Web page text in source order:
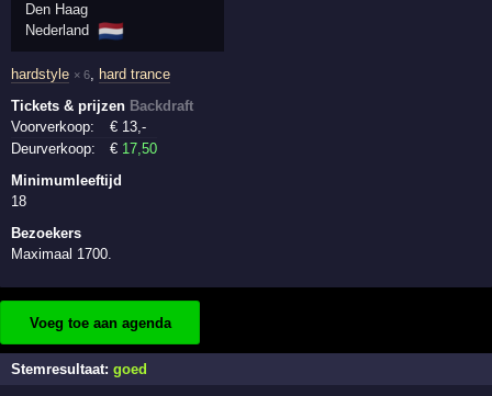
Den Haag
Nederland
🇳🇱
hardstyle × 6
hard trance
Tickets & prijzen Backdraft
Voorverkoop:
€ 13 ,-
Deurverkoop:
€ 17 ,50
Minimumleeftijd
18
Bezoekers
Maximaal 1700.
Voeg toe aan agenda
Stemresultaat:goed